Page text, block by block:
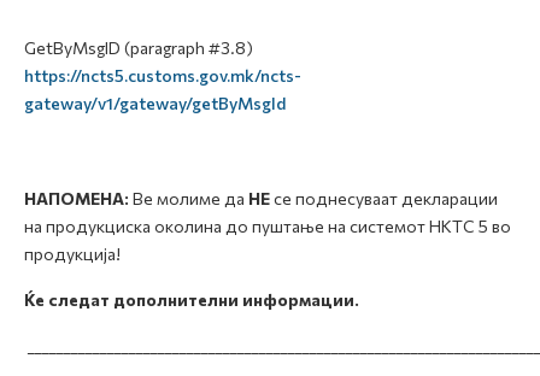
GetByMsgID (paragraph #3.8)
https://ncts5.customs.gov.mk/ncts-
gateway/v1/gateway/getByMsgId
НАПОМЕНА: Ве молиме да НЕсе поднесуваат декларации
на продукциска околина до пуштање на системот НКТС 5 во
продукција!
Ќе следат дополнителни информации.